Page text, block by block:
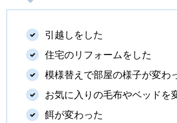
引越しをした
住宅のリフォームをした
模様替えで部屋の様子が変わ
お気に入りの毛布やベッドを
餌が変わった